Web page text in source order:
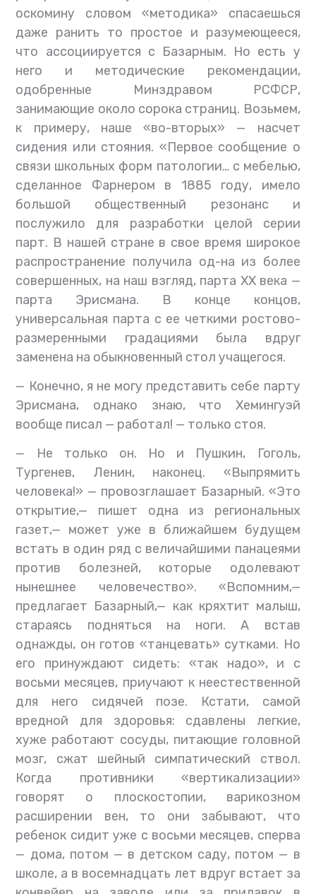
оскомину словом «методика» спасаешься
даже ранить то простое и разумеющееся,
что ассоциируется с Базарным. Но есть у
него и методические рекомендации,
одобренные Минздравом РСФСР,
занимающие около сорока страниц. Возьмем,
к примеру, наше «во-вторых» — насчет
сидения или стояния. «Первое сообщение о
связи школьных форм патологии… с мебелью,
сделанное Фарнером в 1885 году, имело
большой общественный резонанс и
послужило для разработки целой серии
парт. В нашей стране в свое время широкое
распространение получила од-на из более
совершенных, на наш взгляд, парта XX века —
парта Эрисмана. В конце концов,
универсальная парта с ее четкими ростово-
размеренными градациями была вдруг
заменена на обыкновенный стол учащегося.
— Конечно, я не могу представить себе парту
Эрисмана, однако знаю, что Хемингуэй
вообще писал — работал! — только стоя.
— Не только он. Но и Пушкин, Гоголь,
Тургенев, Ленин, наконец. «Выпрямить
человека!» — провозглашает Базарный. «Это
открытие,— пишет одна из региональных
газет,— может уже в ближайшем будущем
встать в один ряд с величайшими панацеями
против болезней, которые одолевают
нынешнее человечество». «Вспомним,—
предлагает Базарный,— как кряхтит малыш,
стараясь подняться на ноги. А встав
однажды, он готов «танцевать» сутками. Но
его принуждают сидеть: «так надо», и с
восьми месяцев, приучают к неестественной
для него сидячей позе. Кстати, самой
вредной для здоровья: сдавлены легкие,
хуже работают сосуды, питающие головной
мозг, сжат шейный симпатический ствол.
Когда противники «вертикализации»
говорят о плоскостопии, варикозном
расширении вен, то они забывают, что
ребенок сидит уже с восьми месяцев, сперва
— дома, потом — в детском саду, потом — в
школе, а в восемнадцать лет вдруг встает за